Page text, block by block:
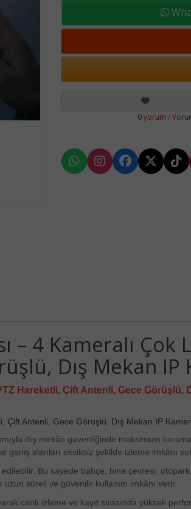
0 yorum /
– 4 Kameralı Çok
Dış Mekan IP
Hareketli, Çift Antenli, Gece Görüşlü,
Çift Antenli, Gece Görüşlü, Dış Mekan IP
dış mekân güvenliğinde maksimum
geniş alanları eksiksiz şekilde izleme imkânı
Bu sayede bahçe, bina çevresi,
süreli ve güvenilir kullanım imkânı verir.
canlı izleme ve kayıt sırasında yüksek